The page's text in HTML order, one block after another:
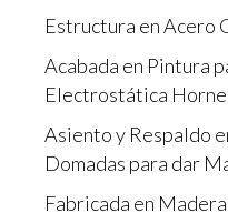
Estructura en Acero
Acabada en Pintura
Electrostática
Asiento y Respaldo
Domadas para dar
Fabricada en